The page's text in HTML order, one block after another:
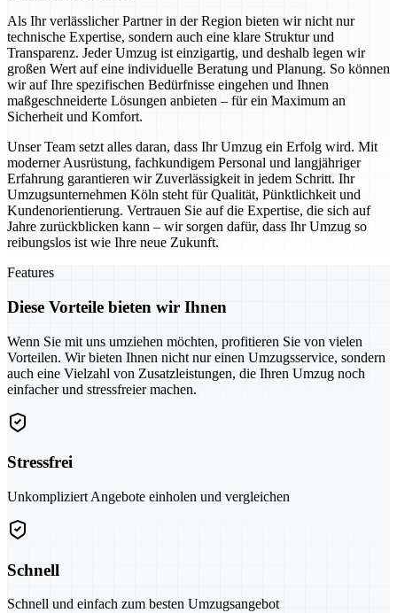
Als Ihr verlässlicher Partner in der Region bieten wir nicht nur
technische Expertise, sondern auch eine klare Struktur und
Transparenz. Jeder Umzug ist einzigartig, und deshalb legen wir
großen Wert auf eine individuelle Beratung und Planung. So können
wir auf Ihre spezifischen Bedürfnisse eingehen und Ihnen
maßgeschneiderte Lösungen anbieten – für ein Maximum an
Sicherheit und Komfort.
Unser Team setzt alles daran, dass Ihr Umzug ein Erfolg wird. Mit
moderner Ausrüstung, fachkundigem Personal und langjähriger
Erfahrung garantieren wir Zuverlässigkeit in jedem Schritt. Ihr
Umzugsunternehmen Köln steht für Qualität, Pünktlichkeit und
Kundenorientierung. Vertrauen Sie auf die Expertise, die sich auf
Jahre zurückblicken kann – wir sorgen dafür, dass Ihr Umzug so
reibungslos ist wie Ihre neue Zukunft.
Features
Diese Vorteile bieten wir Ihnen
Wenn Sie mit uns umziehen möchten, profitieren Sie von vielen
Vorteilen. Wir bieten Ihnen nicht nur einen Umzugsservice, sondern
auch eine Vielzahl von Zusatzleistungen, die Ihren Umzug noch
einfacher und stressfreier machen.
Stressfrei
Unkompliziert Angebote einholen und vergleichen
Schnell
Schnell und einfach zum besten Umzugsangebot